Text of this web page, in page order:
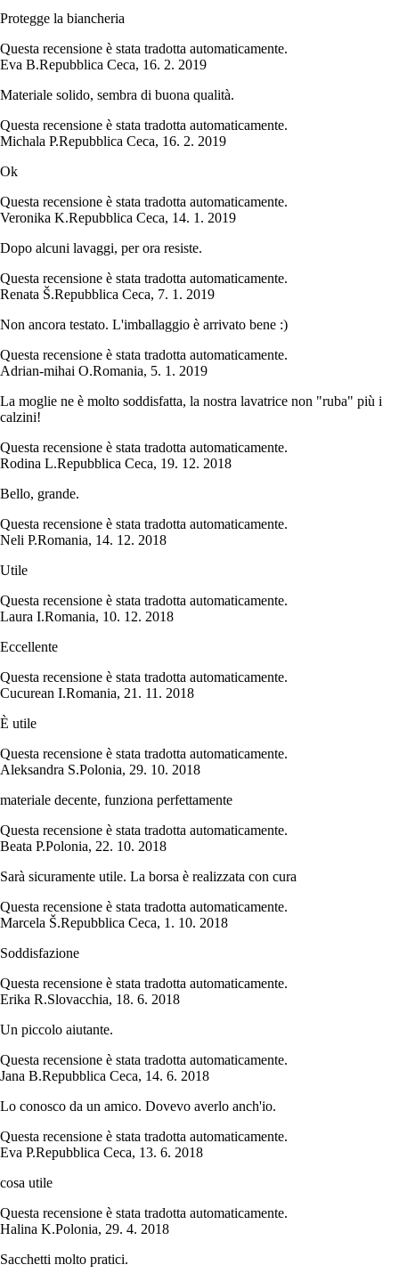
Protegge la biancheria
Questa recensione è stata tradotta automaticamente.
Eva B.Repubblica Ceca, 16. 2. 2019
Materiale solido, sembra di buona qualità.
Questa recensione è stata tradotta automaticamente.
Michala P.Repubblica Ceca, 16. 2. 2019
Ok
Questa recensione è stata tradotta automaticamente.
Veronika K.Repubblica Ceca, 14. 1. 2019
Dopo alcuni lavaggi, per ora resiste.
Questa recensione è stata tradotta automaticamente.
Renata Š.Repubblica Ceca, 7. 1. 2019
Non ancora testato. L'imballaggio è arrivato bene :)
Questa recensione è stata tradotta automaticamente.
Adrian-mihai O.Romania, 5. 1. 2019
La moglie ne è molto soddisfatta, la nostra lavatrice non "ruba" più i
calzini!
Questa recensione è stata tradotta automaticamente.
Rodina L.Repubblica Ceca, 19. 12. 2018
Bello, grande.
Questa recensione è stata tradotta automaticamente.
Neli P.Romania, 14. 12. 2018
Utile
Questa recensione è stata tradotta automaticamente.
Laura I.Romania, 10. 12. 2018
Eccellente
Questa recensione è stata tradotta automaticamente.
Cucurean I.Romania, 21. 11. 2018
È utile
Questa recensione è stata tradotta automaticamente.
Aleksandra S.Polonia, 29. 10. 2018
materiale decente, funziona perfettamente
Questa recensione è stata tradotta automaticamente.
Beata P.Polonia, 22. 10. 2018
Sarà sicuramente utile. La borsa è realizzata con cura
Questa recensione è stata tradotta automaticamente.
Marcela Š.Repubblica Ceca, 1. 10. 2018
Soddisfazione
Questa recensione è stata tradotta automaticamente.
Erika R.Slovacchia, 18. 6. 2018
Un piccolo aiutante.
Questa recensione è stata tradotta automaticamente.
Jana B.Repubblica Ceca, 14. 6. 2018
Lo conosco da un amico. Dovevo averlo anch'io.
Questa recensione è stata tradotta automaticamente.
Eva P.Repubblica Ceca, 13. 6. 2018
cosa utile
Questa recensione è stata tradotta automaticamente.
Halina K.Polonia, 29. 4. 2018
Sacchetti molto pratici.